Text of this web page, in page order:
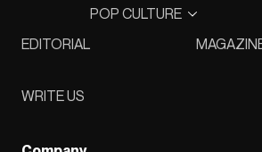
EDITORIAL
POP CULTURE
WRITE US